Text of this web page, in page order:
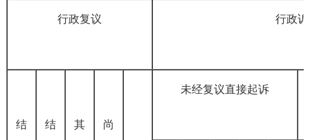
行政复议 行政
结
结
其
尚
未经复议直接起诉